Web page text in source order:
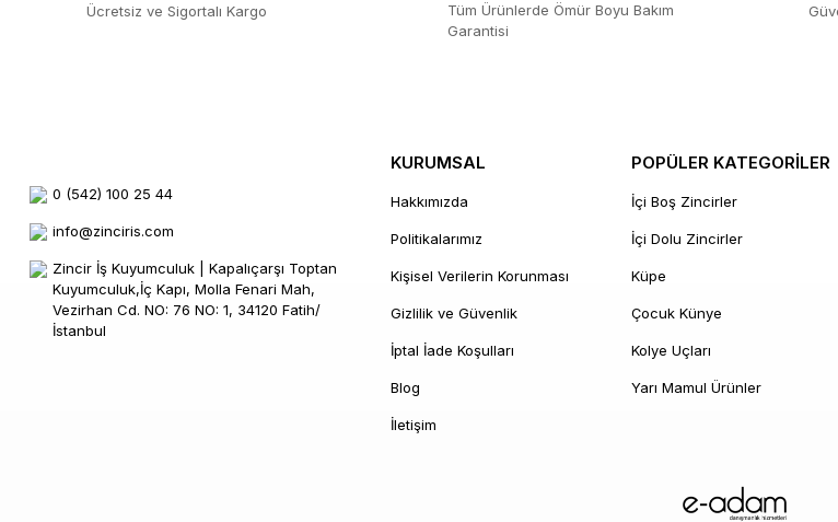
Ücretsiz ve Sigortalı Kargo
Tüm Ürünlerde Ömür Boyu Bakım
Garantisi
0 (542) 100 25 44
info@zinciris.com
Zincir İş Kuyumculuk | Kapalıçarşı Toptan
Kuyumculuk,İç Kapı, Molla Fenari Mah,
Vezirhan Cd. NO: 76 NO: 1, 34120 Fatih/
İstanbul
KURUMSAL
Hakkımızda
Politikalarımız
Kişisel Verilerin Korunması
Gizlilik ve Güvenlik
İptal İade Koşulları
Blog
İletişim
POPÜLER KATEGORİLER
İçi Boş Zincirler
İçi Dolu Zincirler
Küpe
Çocuk Künye
Kolye Uçları
Yarı Mamul Ürünler